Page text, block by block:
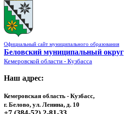
Официальный сайт муниципального образования
Беловский муниципальный округ
Кемеровской области - Кузбасса
Наш адрес:
Кемеровская область - Кузбасс,
г. Белово, ул. Ленина, д. 10